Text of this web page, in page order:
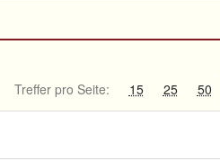
Treffer pro Seite: 15 25 50